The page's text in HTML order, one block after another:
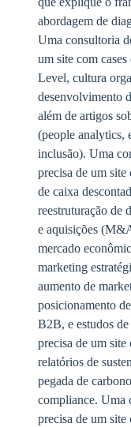
abordagem de
Uma consultoria
um site com
Level, cultura
desenvolvimento
além de artigos
(people analytics,
inclusão). Uma
precisa de um
de caixa
reestruturação de
e aquisições
mercado
marketing
aumento de
posicionamento
B2B, e estudos
precisa de um site
relatórios de
pegada de
compliance. Uma
precisa de um site